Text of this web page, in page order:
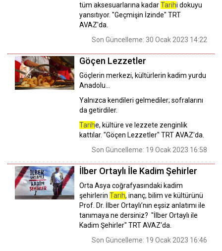
tüm aksesuarlarına kadarTarihi dokuyu
yansıtıyor. "Geçmişin İzinde" TRT
AVAZ'da.
Son Güncelleme: 30 Ocak 2023 14:22
Göçen Lezzetler
Göçlerin merkezi, kültürlerin kadim yurdu
Anadolu...
Yalnızca kendileri gelmediler; sofralarını
da getirdiler.
Tarihe, kültüre ve lezzete zenginlik
kattılar. "Göçen Lezzetler" TRT AVAZ'da.
Son Güncelleme: 19 Ocak 2023 16:58
İlber Ortaylı İle Kadim Şehirler
Orta Asya coğrafyasındaki kadim
şehirlerin Tarih, inanç, bilim ve kültürünü
Prof. Dr. İlber Ortaylı’nın eşsiz anlatımı ile
tanımaya ne dersiniz? "İlber Ortaylı ile
Kadim Şehirler" TRT AVAZ'da.
Son Güncelleme: 19 Ocak 2023 16:46